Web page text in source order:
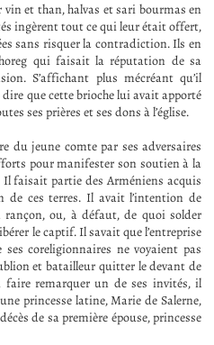
et than, halvas et sari bourmas en
ingèrent tout ce qui leur était offert,
sans risquer la contradiction. Ils en
qui faisait la réputation de sa
S’affichant plus mécréant qu’il
que cette brioche lui avait apporté
ses prières et ses dons à l’église.
du jeune comte par ses adversaires
pour manifester son soutien à la
faisait partie des Arméniens acquis
de ces terres. Il avait l’intention de
ou, à défaut, de quoi solder
le captif. Il savait que l’entreprise
coreligionnaires ne voyaient pas
et batailleur quitter le devant de
faire remarquer un de ses invités, il
princesse latine, Marie de Salerne,
de sa première épouse, princesse